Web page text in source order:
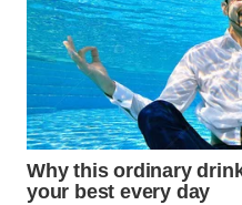
TV
WAHANANEWS
ID
WAHANANEWS
CO ID